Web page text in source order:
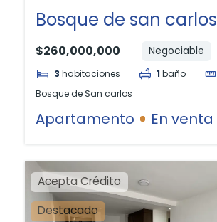
Bosque de san carlos
$260,000,000 Negociable
3 habitaciones 1 baño
Bosque de San carlos
Apartamento En venta
Acepta Crédito
Destacado